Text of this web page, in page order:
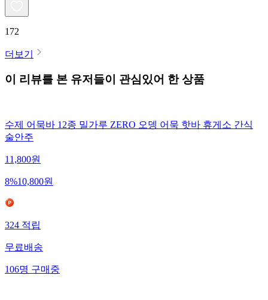
172
더보기
이 리뷰를 본 유저들이 관심있어 한 상품
수제 어묵바 12종 밀가루 ZERO 오뎅 어묵 핫바 휴게소 간식
술안주
11,800원
8%10,800원
324적립
무료배송
106명구매중